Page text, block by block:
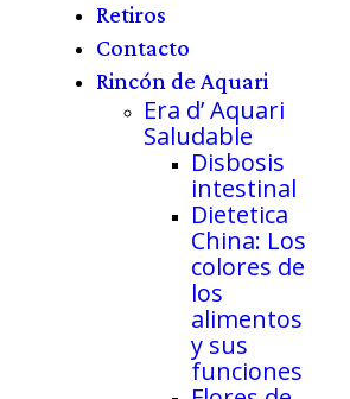
Retiros
Contacto
Rincón de Aquari
Era d’ Aquari
Saludable
Disbosis
intestinal
Dietetica
China: Los
colores de
los
alimentos
y sus
funciones